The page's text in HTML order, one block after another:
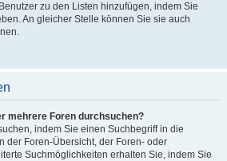
zu den Listen hinzufügen, indem Sie
An gleicher Stelle können Sie sie auch
mehrere Foren durchsuchen?
indem Sie einen Suchbegriff in die
der Foren-Übersicht, der Foren- oder
Suchmöglichkeiten erhalten Sie, indem Sie